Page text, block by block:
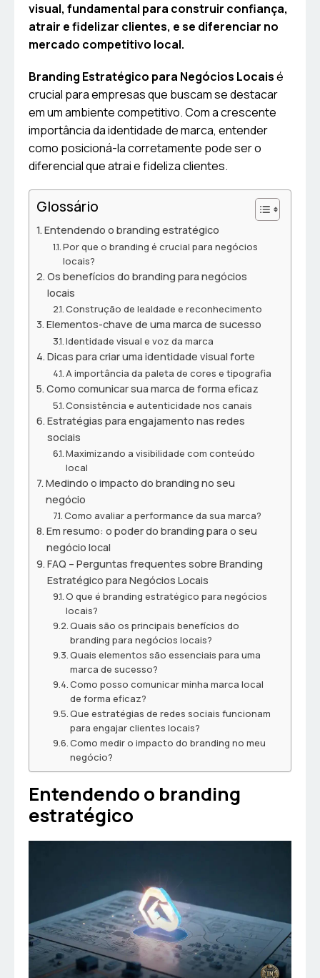
visual, fundamental para construir confiança,
atrair e fidelizar clientes, e se diferenciar no
mercado competitivo local.
Branding Estratégico para Negócios Locaisé
crucial para empresas que buscam se destacar
em um ambiente competitivo. Com a crescente
importância da identidade de marca, entender
como posicioná-la corretamente pode ser o
diferencial que atrai e fideliza clientes.
Glossário
Entendendo o branding estratégico
Por que o branding é crucial para negócios
locais?
Os benefícios do branding para negócios
locais
Construção de lealdade e reconhecimento
Elementos-chave de uma marca de sucesso
Identidade visual e voz da marca
Dicas para criar uma identidade visual forte
A importância da paleta de cores e tipografia
Como comunicar sua marca de forma eficaz
Consistência e autenticidade nos canais
Estratégias para engajamento nas redes
sociais
Maximizando a visibilidade com conteúdo
local
Medindo o impacto do branding no seu
negócio
Como avaliar a performance da sua marca?
Em resumo: o poder do branding para o seu
negócio local
FAQ – Perguntas frequentes sobre Branding
Estratégico para Negócios Locais
O que é branding estratégico para negócios
locais?
Quais são os principais benefícios do
branding para negócios locais?
Quais elementos são essenciais para uma
marca de sucesso?
Como posso comunicar minha marca local
de forma eficaz?
Que estratégias de redes sociais funcionam
para engajar clientes locais?
Como medir o impacto do branding no meu
negócio?
Entendendo o branding
estratégico